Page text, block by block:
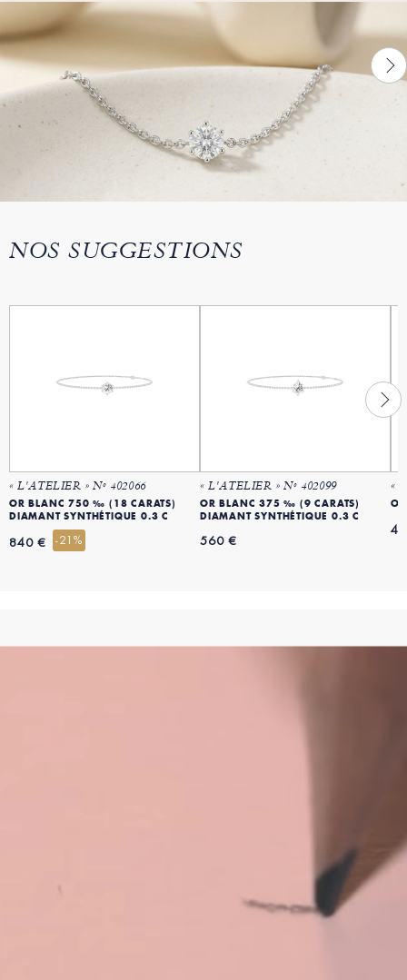
NOS SUGGESTIONS
« L'ATELIER » Nº 402066
OR BLANC 750 ‰ (18 CARATS)
DIAMANT SYNTHÉTIQUE 0.3 C
840 € -21%
« L'ATELIER » Nº 402099
OR BLANC 375 ‰ (9 CARATS)
DIAMANT SYNTHÉTIQUE 0.3 C
560 €
«